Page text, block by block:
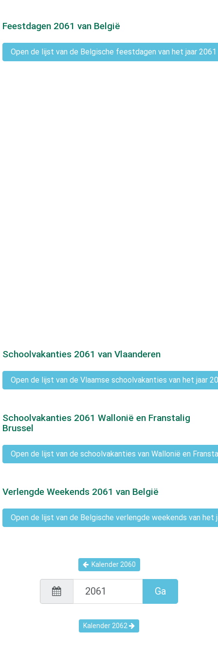
Feestdagen 2061 van België
Open de lijst van de Belgische feestdagen van het jaar 2061
Schoolvakanties 2061 van Vlaanderen
Open de lijst van de Vlaamse schoolvakanties van het jaar
Schoolvakanties 2061 Wallonië en Franstalig
Brussel
Open de lijst van de schoolvakanties van Wallonië en
Verlengde Weekends 2061 van België
Open de lijst van de Belgische verlengde weekends van het
Kalender 2060
Ga
Kalender 2062